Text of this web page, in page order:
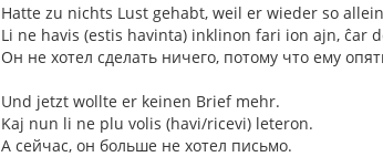
Hatte zu nichts Lust gehabt, weil er wieder so
Li ne havis (estis havinta) inklinon fari ion ajn, ĉar
Он не хотел сделать ничего, потому что ему
Und jetzt wollte er keinen Brief mehr.
Kaj nun li ne plu volis (havi/ricevi) leteron.
А сейчас, он больше не хотел письмо.